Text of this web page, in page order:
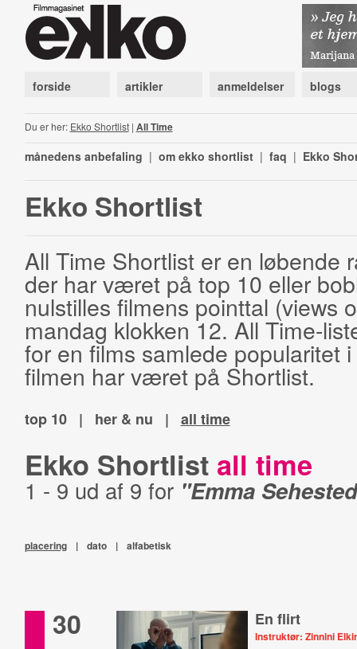
forside artikler anmeldelser blogs
Du er her: Ekko Shortlist| All Time
månedens anbefaling | om ekko shortlist | faq | Ekko
Ekko Shortlist
All Time Shortlist er en løbende
der har været på top 10 eller
nulstilles filmens pointtal (views
mandag klokken 12. All Time-
for en films samlede popularitet
filmen har været på Shortlist.
top 10 | her & nu | all time
Ekko Shortlist all time
1 - 9 ud af 9 for "Emma
placering | dato | alfabetisk
30 En flirt
Instruktør: Zinnini